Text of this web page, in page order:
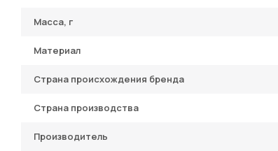
Масса, г
Материал
Страна происхождения бренда
Страна производства
Производитель